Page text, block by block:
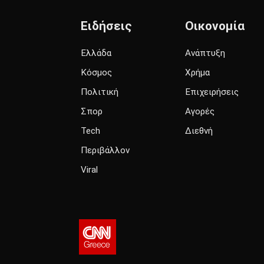
Ειδήσεις
Ελλάδα
Κόσμος
Πολιτική
Σπορ
Tech
Περιβάλλον
Viral
Οικονομία
Ανάπτυξη
Χρήμα
Επιχειρήσεις
Αγορές
Διεθνή